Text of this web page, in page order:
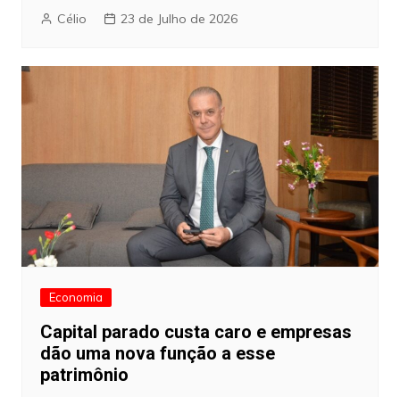
Célio 23 de Julho de 2026
Economia
Capital parado custa caro e empresas
dão uma nova função a esse
patrimônio